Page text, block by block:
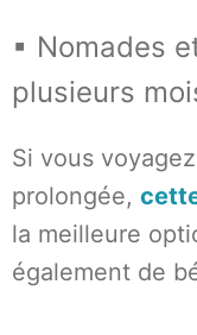
▪ Nomades
plusieurs
Si vous
prolongée,
la meilleure
également de